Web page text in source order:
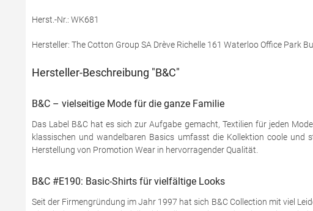
Herst.-Nr.: WK681
Hersteller: The Cotton Group SA Drève Richelle 161 Waterloo Office Park
Hersteller-Beschreibung "B&C"
B&C – vielseitige Mode für die ganze Familie
Das Label B&C hat es sich zur Aufgabe gemacht, Textilien für jeden
klassischen und wandelbaren Basics umfasst die Kollektion coole
Herstellung von Promotion Wear in hervorragender Qualität.
B&C #E190: Basic-Shirts für vielfältige Looks
Seit der Firmengründung im Jahr 1997 hat sich B&C Collection mit viel